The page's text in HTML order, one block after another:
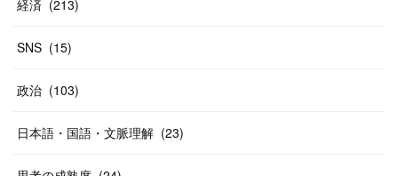
経済 (213)
SNS (15)
政治 (103)
日本語・国語・文脈理解 (23)